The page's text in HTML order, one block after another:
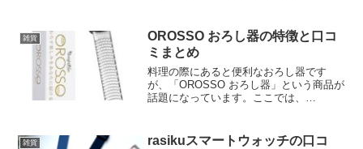
雑貨
OROSSO おろし器の特徴と口コ
ミまとめ
料理の際にあると便利なおろし器です
が、「OROSSO おろし器」という商品が
話題になっています。ここでは、
雑貨
rasikuスマートウォッチの口コ